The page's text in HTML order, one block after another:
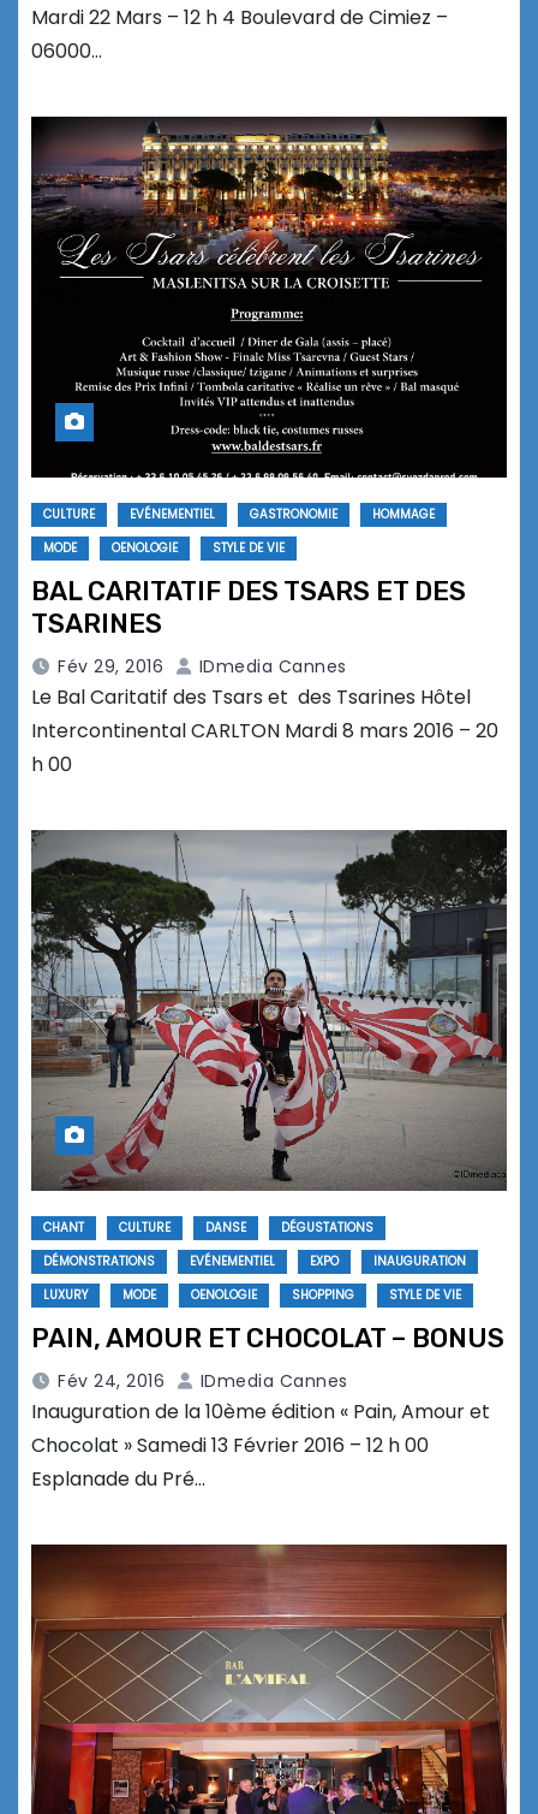
Mardi 22 Mars – 12 h 4 Boulevard de Cimiez –
06000…
CULTURE EVÉNEMENTIEL GASTRONOMIE
HOMMAGE
MODE
OENOLOGIE STYLE DE VIE
BAL CARITATIF DES TSARS ET DES
TSARINES
Fév 29, 2016 IDmedia Cannes
Le Bal Caritatif des Tsars et des Tsarines Hôtel
Intercontinental CARLTON Mardi 8 mars 2016 – 20
h 00
CHANT CULTURE DANSE
DÉGUSTATIONS
DÉMONSTRATIONS
EVÉNEMENTIEL EXPO
INAUGURATION
LUXURY
MODE OENOLOGIE SHOPPING STYLE DE VIE
PAIN, AMOUR ET CHOCOLAT – BONUS
Fév 24, 2016 IDmedia Cannes
Inauguration de la 10ème édition « Pain, Amour et
Chocolat » Samedi 13 Février 2016 – 12 h 00
Esplanade du Pré…